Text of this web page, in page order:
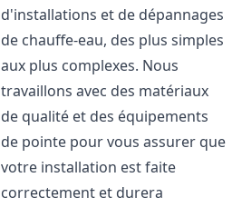
d'installations et de dépannages
de chauffe-eau, des plus simples
aux plus complexes. Nous
travaillons avec des matériaux
de qualité et des équipements
de pointe pour vous assurer que
votre installation est faite
correctement et durera